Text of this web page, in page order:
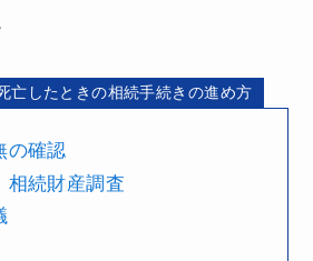
亡したときの相続手続きの進め方
の確認
相続財産調査